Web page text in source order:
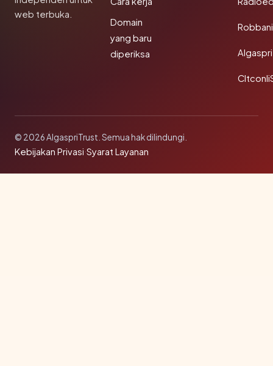
web terbuka.
Domain
yang baru
diperiksa
© 2026 AlgaspriTrust. Semua hak dilindungi.
Kebijakan Privasi·Syarat Layanan